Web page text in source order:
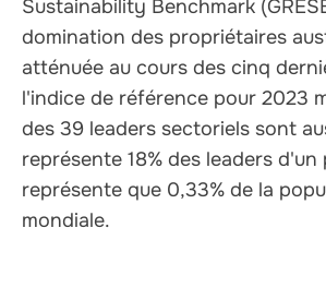
Sustainability Benchmark
domination des propriétaires
atténuée au cours des cinq
l'indice de référence pour 2023
des 39 leaders sectoriels sont
représente 18% des leaders d'un
représente que 0,33% de la
mondiale.